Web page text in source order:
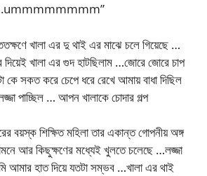
খালা এর দু থাই এর মাঝে চলে গিয়েছে …
খালা এর গুদ হাটছিলাম …জোরে জোরে চাপ
কে সকত করে চেপে ধরে রেখে আমায় বাধা দিছিল
পাচ্ছিল … আপন খালাকে চোদার গল্প
শিক্ষিত মহিলা তার একান্ত গোপনীয় অঙ্গ
আর কিছুক্ষণের মধ্যেই খুলতে চলেছে …লজ্জা
আমার হাত দিয়ে যতটা সম্ভব …খালা এর থাই